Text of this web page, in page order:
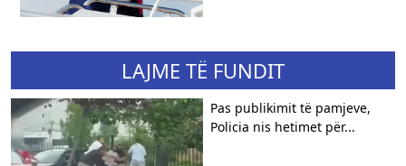
LAJME TË FUNDIT
Pas publikimit të pamjeve,
Policia nis hetimet për...